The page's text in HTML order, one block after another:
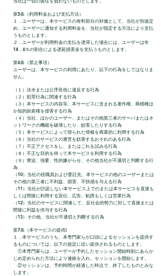
第5条（利用料金および支払方法）
１．ユーザーは、本サービスの有料部分の対価として、当社が別途定
め、ユーザーに通知する利用料金を、当社が指定する方法により支払
うものとします。
２．ユーザーが利用料金の支払を遅滞した場合には、ユーザーは年
14．6％の割合による遅延損害金を支払うものとします。
第6条（禁止事項）
ユーザーは、本サービスの利用にあたり、以下の行為をしてはなりま
せん。
（１）法令または公序良俗に違反する行為
（２）犯罪行為に関連する行為
（３）本サービスの内容等、本サービスに含まれる著作権、商標権ほ
か知的財産権を侵害する行為
（４）当社、ほかのユーザー、またはその他第三者のサーバまたはネ
ットワークの機能を破壊したり、妨害したりする行為
（５）本サービスによって得られた情報を商業的に利用する行為
（６）当社のサービスの運営を妨害するおそれのある行為
（７）不正アクセスをし、またはこれを試みる行為
（８）不正な目的を持って本サービスを利用する行為
（９）脅迫、強要、性的嫌がらせ、その他当社が不適切と判断する行
為
（10）当社の役職員および委託先、本サービスの他のユーザーまたは
その他の第三者に不利益、損害、不快感を与える行為
（11）当社が許諾しない本サービス上でのまたは本サービスを直接も
しくは間接に利用する宣伝、広告、勧誘もしくは営業行為
（12）当社のサービスに関連して、反社会的勢力に対して直接または
間接に利益を供与する行為
（13）その他、当社が不適切と判断する行為
第7条（本サービスの提供)
１．本サービスのうち、本専門家らが口頭によるセッションを提供す
るものについては、以下の規定に従い提供されるものとします。
①本専門家らは、ユーザーが予約したセッション開始時刻にあらか
じめ定められた方法により連絡を入れ、セッションを開始します。
②セッションは、予約時間が経過した時点で、終了したものとみな
します。